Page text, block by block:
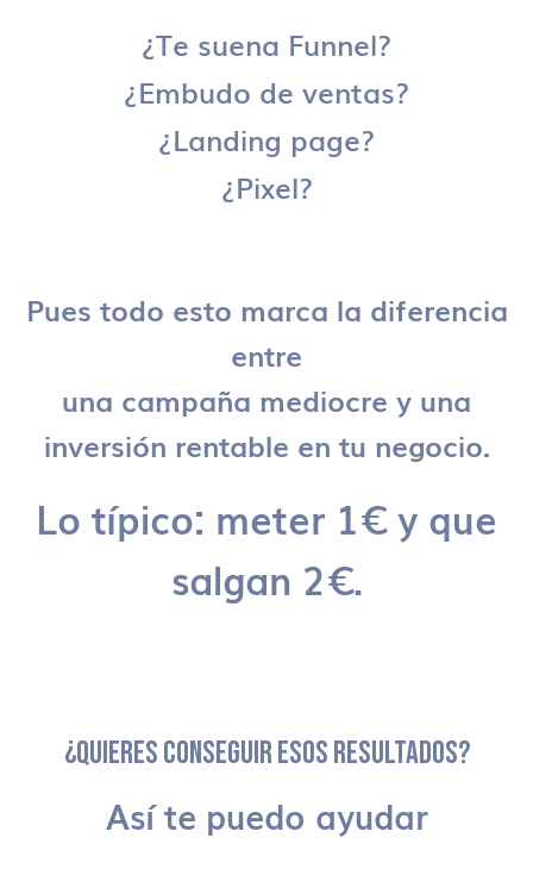
¿Te suena Funnel?
¿Embudo de ventas?
¿Landing page?
¿Pixel?
Pues todo esto marca la diferencia
entre
una campaña mediocre y una
inversión rentable en tu negocio.
Lo típico: meter 1€ y que
salgan 2€.
¿QUIERES CONSEGUIR ESOS RESULTADOS?
Así te puedo ayudar